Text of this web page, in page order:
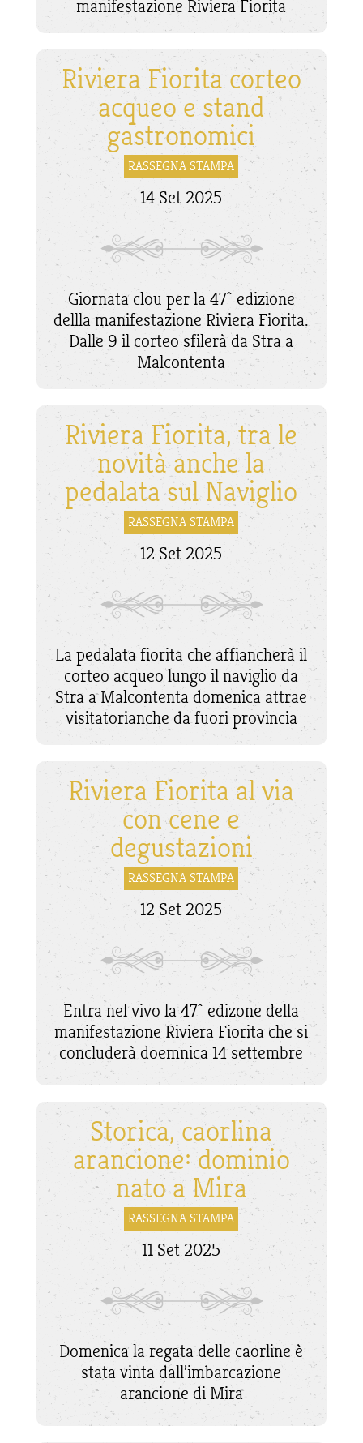
manifestazione Riviera Fiorita
Riviera Fiorita corteo
acqueo e stand
gastronomici
RASSEGNA STAMPA
14 Set 2025
Giornata clou per la 47^ edizione
dellla manifestazione Riviera Fiorita.
Dalle 9 il corteo sfilerà da Stra a
Malcontenta
Riviera Fiorita, tra le
novità anche la
pedalata sul Naviglio
RASSEGNA STAMPA
12 Set 2025
La pedalata fiorita che affiancherà il
corteo acqueo lungo il naviglio da
Stra a Malcontenta domenica attrae
visitatorianche da fuori provincia
Riviera Fiorita al via
con cene e
degustazioni
RASSEGNA STAMPA
12 Set 2025
Entra nel vivo la 47^ edizone della
manifestazione Riviera Fiorita che si
concluderà doemnica 14 settembre
Storica, caorlina
arancione: dominio
nato a Mira
RASSEGNA STAMPA
11 Set 2025
Domenica la regata delle caorline è
stata vinta dall’imbarcazione
arancione di Mira